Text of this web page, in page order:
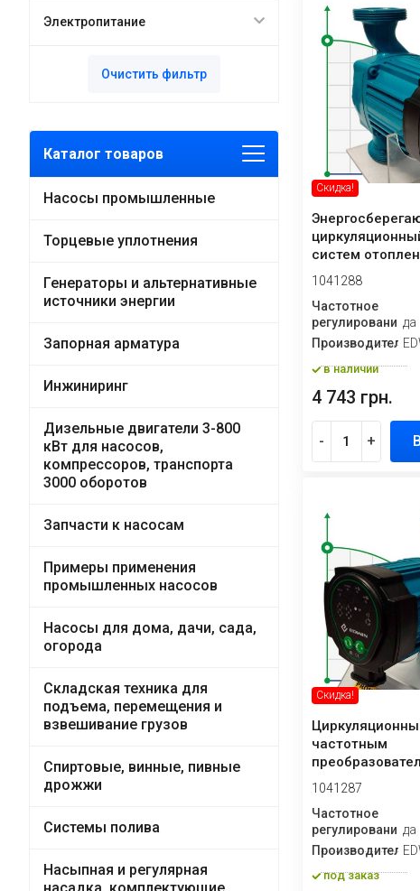
Электропитание
Очистить фильтр
Каталог товаров
Насосы промышленные
Торцевые уплотнения
Генераторы и альтернативные
источники энергии
Запорная арматура
Инжиниринг
Дизельные двигатели 3-800
кВт для насосов,
компрессоров, транспорта
3000 оборотов
Запчасти к насосам
Примеры применения
промышленных насосов
Насосы для дома, дачи, сада,
огорода
Складская техника для
подъема, перемещения и
взвешивание грузов
Спиртовые, винные, пивные
дрожжи
Системы полива
Насыпная и регулярная
Скидка!
систем
180EAB, 220V ...
1041288
Частотное
регулированиеда
Производитель
в наличии
4 743 грн.
- +
Скидка!
частотным
HRS25/7-
1041287
Частотное
регулированиеда
Производитель
под заказ